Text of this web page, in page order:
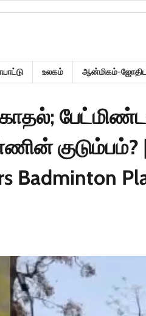
உலகம் ஆன்மிகம்-
குடும்பம்? |
Badminton